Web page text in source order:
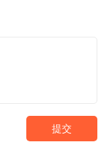
提交